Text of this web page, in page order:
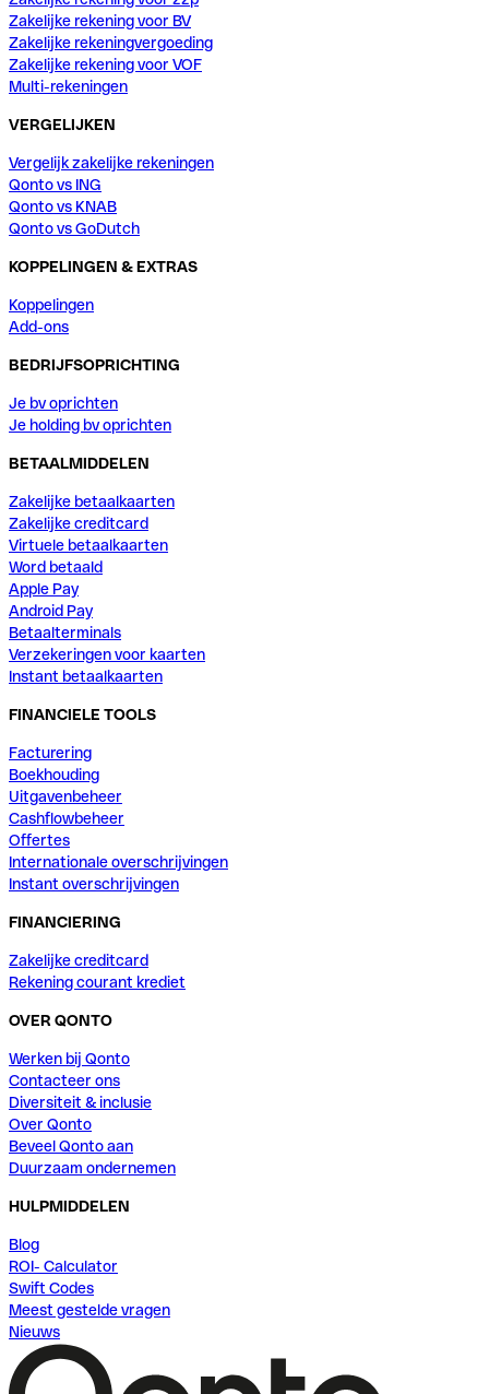
Zakelijke rekening voor BV
Zakelijke rekeningvergoeding
Zakelijke rekening voor VOF
Multi-rekeningen
VERGELIJKEN
Vergelijk zakelijke rekeningen
Qonto vs ING
Qonto vs KNAB
Qonto vs GoDutch
KOPPELINGEN & EXTRAS
Koppelingen
Add-ons
BEDRIJFSOPRICHTING
Je bv oprichten
Je holding bv oprichten
BETAALMIDDELEN
Zakelijke betaalkaarten
Zakelijke creditcard
Virtuele betaalkaarten
Word betaald
Apple Pay
Android Pay
Betaalterminals
Verzekeringen voor kaarten
Instant betaalkaarten
FINANCIELE TOOLS
Facturering
Boekhouding
Uitgavenbeheer
Cashflowbeheer
Offertes
Internationale overschrijvingen
Instant overschrijvingen
FINANCIERING
Zakelijke creditcard
Rekening courant krediet
OVER QONTO
Werken bij Qonto
Contacteer ons
Diversiteit & inclusie
Over Qonto
Beveel Qonto aan
Duurzaam ondernemen
HULPMIDDELEN
Blog
ROI- Calculator
Swift Codes
Meest gestelde vragen
Nieuws